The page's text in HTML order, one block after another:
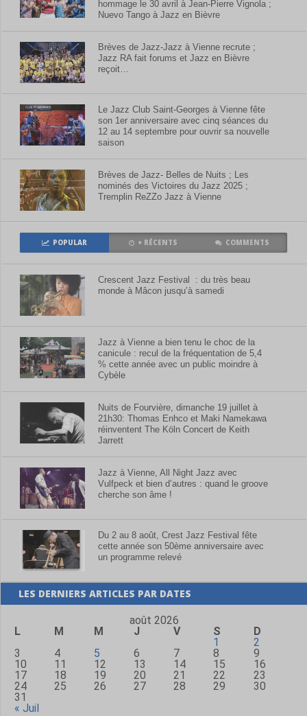
hommage le 30 avril à Jean-Pierre Vignola ;
Nuevo Tango à Jazz en Bièvre
Brèves de Jazz-Jazz à Vienne recrute ;
Jazz RA fait forums et Jazz en Bièvre
reçoit…
Le Jazz Club Saint-Georges à Vienne fête
son 1er anniversaire avec cinq séances du
12 au 14 septembre pour ouvrir sa nouvelle
saison
Brèves de Jazz- Belles de Nuits ; Les
nominés des Victoires du Jazz 2025 ;
Tremplin ReZZo Jazz à Vienne
POPULAR + RÉCENTS COMMENTS
Crescent Jazz Festival : du très beau
monde à Mâcon jusqu’à samedi
Jazz à Vienne a bien tenu le choc de la
canicule : recul de la fréquentation de 5,4
% cette année avec un public moindre à
Cybèle
Nuits de Fourvière, dimanche 19 juillet à
21h30: Thomas Enhco et Maki Namekawa
réinventent The Köln Concert de Keith
Jarrett
Jazz à Vienne, All Night Jazz avec
Vulfpeck et bien d’autres : quand le groove
cherche son âme !
Du 2 au 8 août, Crest Jazz Festival fête
cette année son 50ème anniversaire avec
un programme relevé
LES DERNIERS ARTICLES PAR DATES
août 2026
L
M M J V S
D
1
2
3
4 5 6 7 8
9
10
11 12 13 14 15
16
17
18 19 20 21 22
23
24
25 26 27 28 29
30
31
« Juil